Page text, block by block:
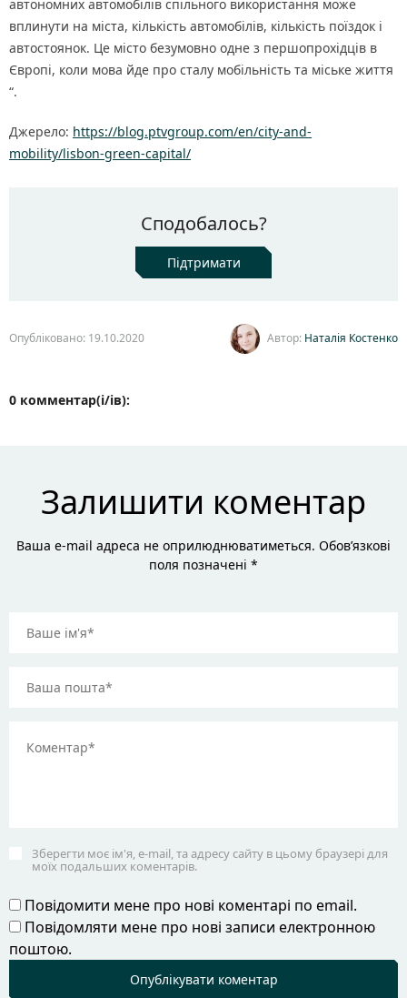
автономних автомобілів спільного використання може
вплинути на міста, кількість автомобілів, кількість поїздок і
автостоянок. Це місто безумовно одне з першопрохідців в
Європі, коли мова йде про сталу мобільність та міське життя
“.
Джерело: https://blog.ptvgroup.com/en/city-and-
mobility/lisbon-green-capital/
Сподобалось?
Підтримати
Опубліковано: 19.10.2020 Автор: Наталія Костенко
0 комментар(і/ів):
Залишити коментар
Ваша e-mail адреса не оприлюднюватиметься. Обов’язкові
поля позначені *
Зберегти моє ім'я, e-mail, та адресу сайту в цьому браузері для
моїх подальших коментарів.
Повідомити мене про нові коментарі по email.
Повідомляти мене про нові записи електронною
поштою.